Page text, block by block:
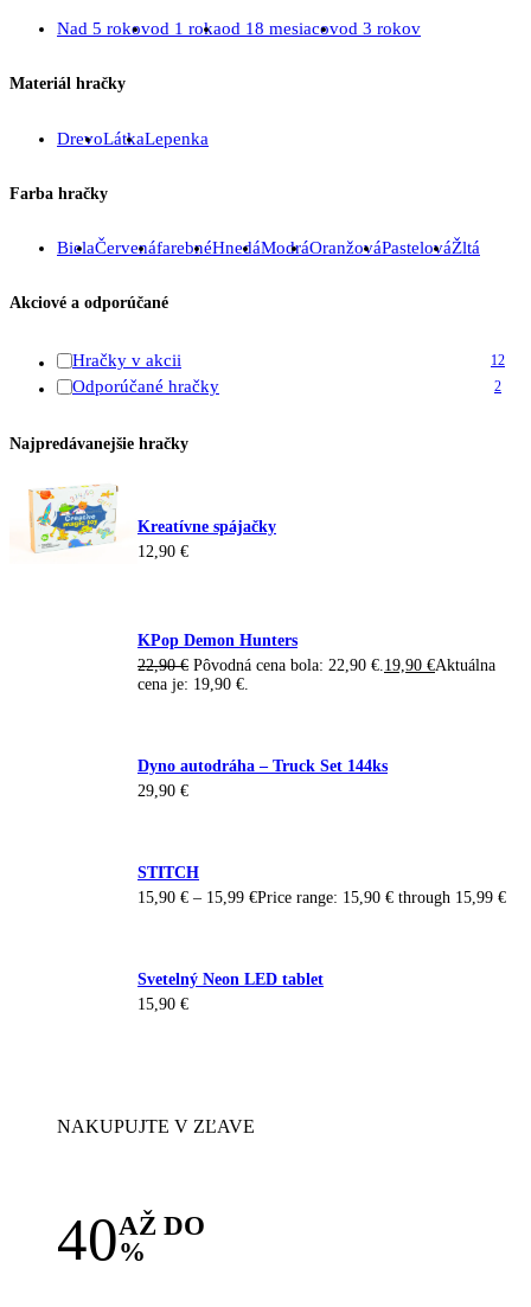
Nad 5 rokovod 1 rokaod 18 mesiacovod 3 rokov
Materiál hračky
DrevoLátkaLepenka
Farba hračky
BielaČervenáfarebnéHnedáModráOranžováPastelováŽltá
Akciové a odporúčané
Hračky v akcii 12
Odporúčané hračky 2
Najpredávanejšie hračky
Kreatívne spájačky
12,90 €
KPop Demon Hunters
22,90€ Pôvodná cena bola: 22,90 €.19,90 €Aktuálna
cena je: 19,90 €.
Dyno autodráha – Truck Set 144ks
29,90 €
STITCH
15,90 € – 15,99 €Price range: 15,90 € through 15,99 €
Svetelný Neon LED tablet
15,90 €
NAKUPUJTE V ZĽAVE
40AŽ DO
%